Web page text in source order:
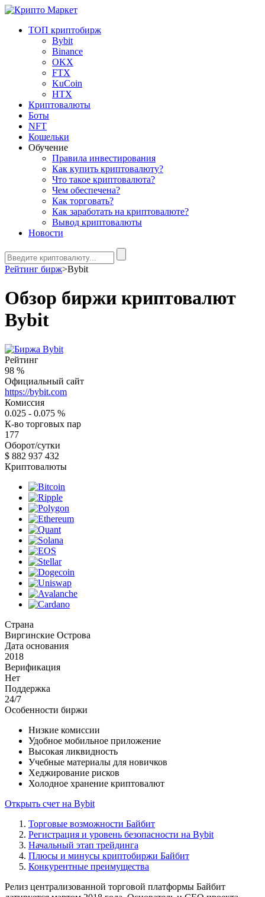
ТОП криптобирж
Bybit
Binance
OKX
FTX
KuCoin
HTX
Криптовалюты
Боты
NFT
Кошельки
Обучение
Правила инвестирования
Как купить криптовалюту?
Что такое криптовалюта?
Чем обеспечена?
Как торговать?
Как заработать на криптовалюте?
Вывод криптовалюты
Новости
Рейтинг бирж>Bybit
Обзор биржи криптовалют
Bybit
Рейтинг
98 %
Официальный сайт
https://bybit.com
Комиссия
0.025 - 0.075 %
К-во торговых пар
177
Оборот/сутки
$ 882 937 432
Криптовалюты
Страна
Виргинские Острова
Дата основания
2018
Верификация
Нет
Поддержка
24/7
Особенности биржи
Низкие комиссии
Удобное мобильное приложение
Высокая ликвидность
Учебные материалы для новичков
Хеджирование рисков
Холодное хранение криптовалют
Открыть счет на Bybit
Торговые возможности Байбит
Регистрация и уровень безопасности на Bybit
Начальный этап трейдинга
Плюсы и минусы криптобиржи Байбит
Конкурентные преимущества
Релиз централизованной торговой платформы Байбит